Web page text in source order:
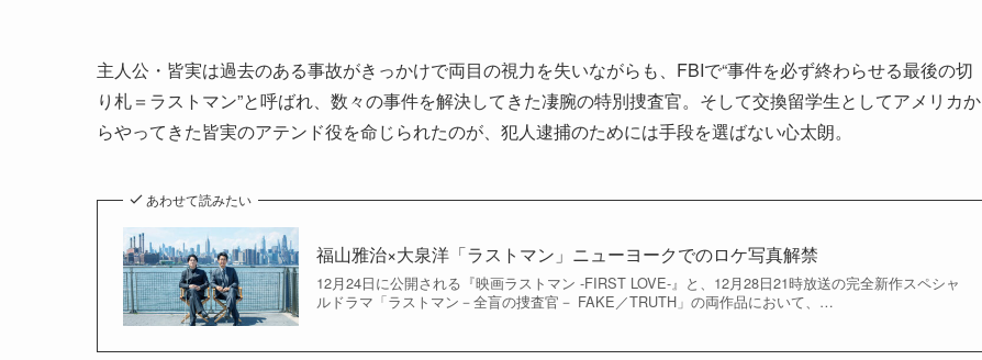
主人公・皆実は過去のある事故がきっかけで両目の視力を失いながらも、FBIで“事件を必ず終わらせる最後の切
り札＝ラストマン”と呼ばれ、数々の事件を解決してきた凄腕の特別捜査官。そして交換留学生としてアメリカか
らやってきた皆実のアテンド役を命じられたのが、犯人逮捕のためには手段を選ばない心太朗。
あわせて読みたい
福山雅治×大泉洋「ラストマン」ニューヨークでのロケ写真解禁
12月24日に公開される『映画ラストマン -FIRST LOVE-』と、12月28日21時放送の完全新作スペシャ
ルドラマ「ラストマン－全盲の捜査官－ FAKE／TRUTH」の両作品において、…